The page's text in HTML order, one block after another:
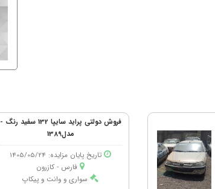
فروش دولتی پراید سایپا 132 سفید رنگ -
مدل1389
تاریخ پایان مزایده: 1405/05/24
فارس - كازرون
سواری و وانت و پیکاپ